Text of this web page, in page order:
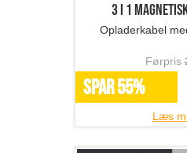
3 i 1
Opladerkabel
Førpris
SPAR 55%
Læs